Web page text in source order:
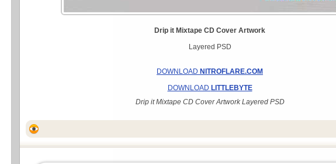
Drip it Mixtape CD Cover Artwork
Layered PSD
DOWNLOAD NITROFLARE.COM
DOWNLOAD LITTLEBYTE
Drip it Mixtape CD Cover Artwork Layered PSD